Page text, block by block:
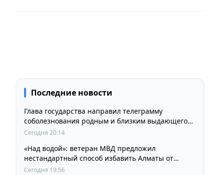
Последние новости
Глава государства направил телеграмму
соболезнования родным и близким выдающегося
кинорежиссера Ардака Амиркулова
Сегодня 20:14
«Над водой»: ветеран МВД предложил
нестандартный способ избавить Алматы от
пробок и смога
Сегодня 19:56